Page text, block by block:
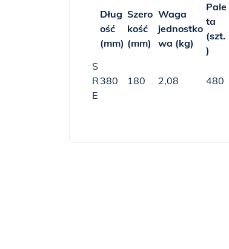
Dług
ość
(mm)
Szero
kość
(mm)
Waga
jednostko
wa (kg)
Pale
ta
(szt.
)
S
R
E
380 180 2,08 480